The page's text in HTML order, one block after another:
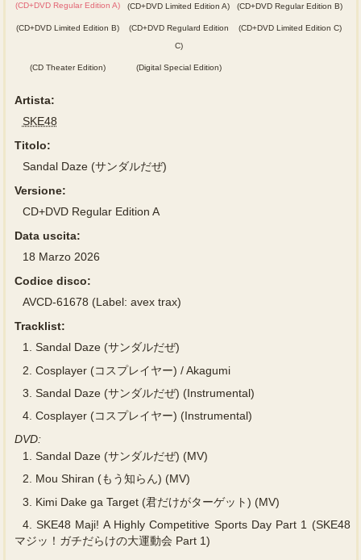
(CD+DVD Regular Edition A) (CD+DVD Limited Edition A) (CD+DVD Regular Edition B)
(CD+DVD Limited Edition B)
(CD+DVD Regulard Edition
C)
(CD+DVD Limited Edition C)
(CD Theater Edition) (Digital Special Edition)
Artista:
SKE48
Titolo:
Sandal Daze (サンダルだぜ)
Versione:
CD+DVD Regular Edition A
Data uscita:
18 Marzo 2026
Codice disco:
AVCD-61678 (Label: avex trax)
Tracklist:
1.
Sandal Daze (サンダルだぜ)
2. Cosplayer (コスプレイヤー) / Akagumi
3. Sandal Daze (サンダルだぜ) (Instrumental)
4. Cosplayer (コスプレイヤー) (Instrumental)
DVD:
1.
Sandal Daze (サンダルだぜ) (MV)
2.
Mou Shiran (もう知らん) (MV)
3.
Kimi Dake ga Target (君だけがターゲット) (MV)
4. SKE48 Maji! A Highly Competitive Sports Day Part 1 (SKE48
マジッ！ガチだらけの大運動会 Part 1)